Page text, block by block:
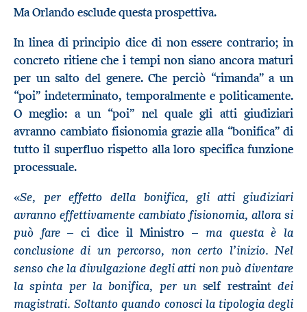
Ma Orlando esclude questa prospettiva.
In linea di principio dice di non essere contrario; in
concreto ritiene che i tempi non siano ancora maturi
per un salto del genere. Che perciò “rimanda” a un
“poi” indeterminato, temporalmente e politicamente.
O meglio: a un “poi” nel quale gli atti giudiziari
avranno cambiato fisionomia grazie alla “bonifica” di
tutto il superfluo rispetto alla loro specifica funzione
processuale.
«Se, per effetto della bonifica, gli atti giudiziari
avranno effettivamente cambiato fisionomia, allora si
può fare– ci dice il Ministro – ma questa è la
conclusione di un percorso, non certo l’inizio. Nel
senso che la divulgazione degli atti non può diventare
la spinta per la bonifica, per unself restraintdei
magistrati. Soltanto quando conosci la tipologia degli